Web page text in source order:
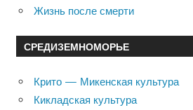
Жизнь после смерти
СРЕДИЗЕМНОМОРЬЕ
Крито — Микенская культура
Кикладская культура